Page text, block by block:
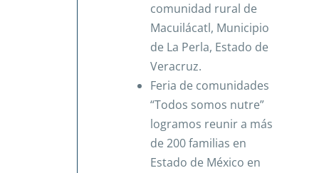
comunidad rural de
Macuilácatl, Municipio
de La Perla, Estado de
Veracruz.
Feria de comunidades
“Todos somos nutre”
logramos reunir a más
de 200 familias en
Estado de México en